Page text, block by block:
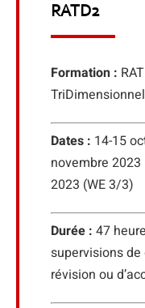
RATD2
Formation :
Dates : 14-15
novembre
2023 (WE 3/3)
Durée : 47
supervisions
révision ou